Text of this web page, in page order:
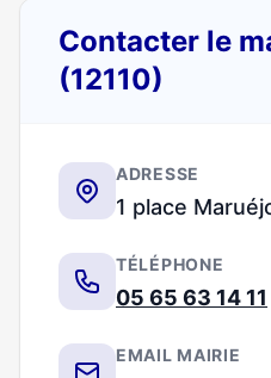
Contacter le
(12110)
ADRESSE
1 place
TÉLÉPHONE
05 65 63 14 11
EMAIL MAIRIE